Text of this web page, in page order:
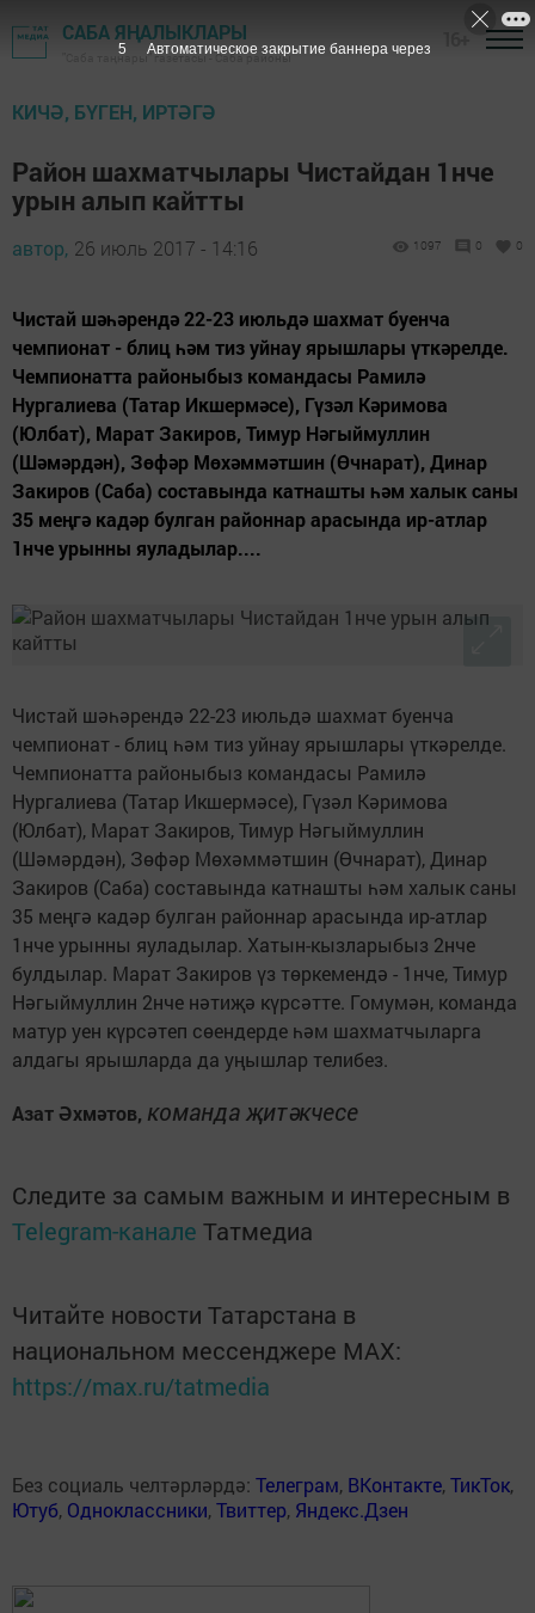
САБА ЯҢАЛЫКЛАРЫ
"Саба таңнары" газетасы - Саба районы
КИЧӘ, БҮГЕН, ИРТӘГӘ
Район шахматчылары Чистайдан 1нче
урын алып кайтты
автор, 26 июль 2017 - 14:16 1097 0 0
Чистай шәһәрендә 22-23 июльдә шахмат буенча
чемпионат - блиц һәм тиз уйнау ярышлары үткәрелде.
Чемпионатта районыбыз командасы Рамилә
Нургалиева (Татар Икшермәсе), Гүзәл Кәримова
(Юлбат), Марат Закиров, Тимур Нәгыймуллин
(Шәмәрдән), Зөфәр Мөхәммәтшин (Өчнарат), Динар
Закиров (Саба) составында катнашты һәм халык саны
35 меңгә кадәр булган районнар арасында ир-атлар
1нче урынны яуладылар....
Чистай шәһәрендә 22-23 июльдә шахмат буенча
чемпионат - блиц һәм тиз уйнау ярышлары үткәрелде.
Чемпионатта районыбыз командасы Рамилә
Нургалиева (Татар Икшермәсе), Гүзәл Кәримова
(Юлбат), Марат Закиров, Тимур Нәгыймуллин
(Шәмәрдән), Зөфәр Мөхәммәтшин (Өчнарат), Динар
Закиров (Саба) составында катнашты һәм халык саны
35 меңгә кадәр булган районнар арасында ир-атлар
1нче урынны яуладылар. Хатын-кызларыбыз 2нче
булдылар. Марат Закиров үз төркемендә - 1нче, Тимур
Нәгыймуллин 2нче нәтиҗә күрсәтте. Гомумән, команда
матур уен күрсәтеп сөендерде һәм шахматчыларга
алдагы ярышларда да уңышлар телибез.
Азат Әхмәтов, команда җитәкчесе
Следите за самым важным и интересным в
Telegram-канале Татмедиа
Читайте новости Татарстана в
национальном мессенджере MАХ:
https://max.ru/tatmedia
Без социаль челтәрләрдә: Телеграм, ВКонтакте,ТикТок,
Ютуб, Одноклассники,Твиттер, Яндекс.Дзен
4 Автоматическое закрытие баннера через